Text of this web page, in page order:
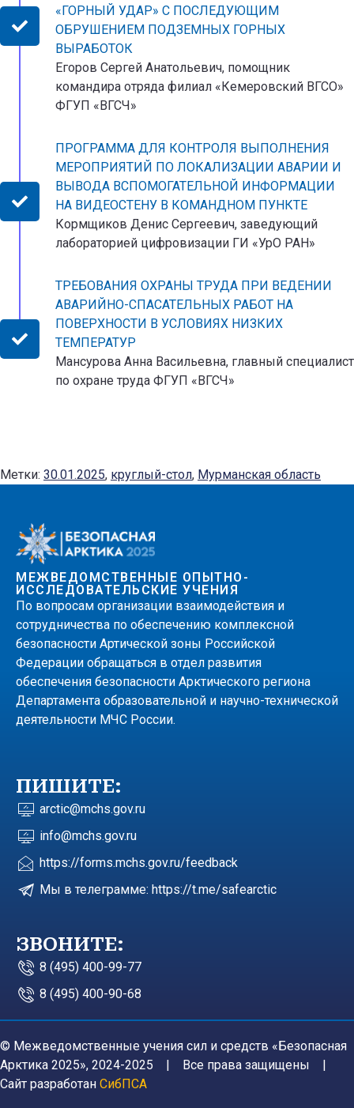
«ГОРНЫЙ УДАР» С ПОСЛЕДУЮЩИМ
ОБРУШЕНИЕМ ПОДЗЕМНЫХ ГОРНЫХ
ВЫРАБОТОК
Егоров Сергей Анатольевич, помощник
командира отряда филиал «Кемеровский ВГСО»
ФГУП «ВГСЧ»
ПРОГРАММА ДЛЯ КОНТРОЛЯ ВЫПОЛНЕНИЯ
МЕРОПРИЯТИЙ ПО ЛОКАЛИЗАЦИИ АВАРИИ И
ВЫВОДА ВСПОМОГАТЕЛЬНОЙ ИНФОРМАЦИИ
НА ВИДЕОСТЕНУ В КОМАНДНОМ ПУНКТЕ
Кормщиков Денис Сергеевич, заведующий
лабораторией цифровизации ГИ «УрО РАН»
ТРЕБОВАНИЯ ОХРАНЫ ТРУДА ПРИ ВЕДЕНИИ
АВАРИЙНО-СПАСАТЕЛЬНЫХ РАБОТ НА
ПОВЕРХНОСТИ В УСЛОВИЯХ НИЗКИХ
ТЕМПЕРАТУР
Мансурова Анна Васильевна, главный специалист
по охране труда ФГУП «ВГСЧ»
Метки: 30.01.2025, круглый-стол, Мурманская область
МЕЖВЕДОМСТВЕННЫЕ ОПЫТНО-
ИССЛЕДОВАТЕЛЬСКИЕ УЧЕНИЯ
По вопросам организации взаимодействия и
сотрудничества по обеспечению комплексной
безопасности Артической зоны Российской
Федерации обращаться в отдел развития
обеспечения безопасности Арктического региона
Департамента образовательной и научно-технической
деятельности МЧС России.
ПИШИТЕ:
arctic@mchs.gov.ru
info@mchs.gov.ru
https://forms.mchs.gov.ru/feedback
Мы в телеграмме: https://t.me/safearctic
ЗВОНИТЕ:
8 (495) 400-99-77
8 (495) 400-90-68
© Межведомственные учения сил и средств «Безопасная
Арктика 2025», 2024-2025 | Все права защищены |
Сайт разработан СибПСА